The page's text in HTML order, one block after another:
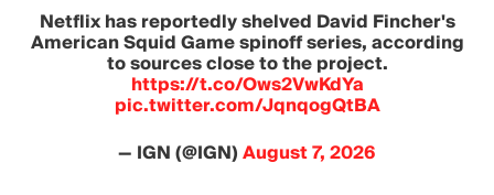
Netflix has reportedly shelved David Fincher's
American Squid Game spinoff series, according
to sources close to the project.
https://t.co/Ows2VwKdYa
pic.twitter.com/JqnqogQtBA
— IGN (@IGN)August 7, 2026